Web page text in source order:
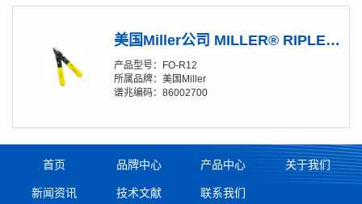
美国Miller公司 MILLER® RIPLEY® FO-R12 带状光纤剥线钳
产品型号：FO-R12
所属品牌：美国Miller
谱兆编码：86002700
首页 品牌中心 产品中心 关于我们
新闻资讯 技术文献 联系我们